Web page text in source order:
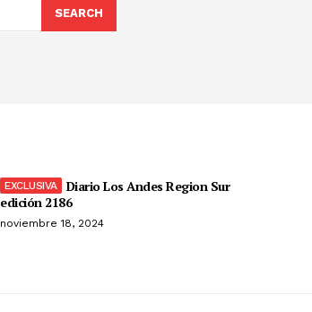
SEARCH
Diario Los Andes Region Sur
edición 2186
noviembre 18, 2024